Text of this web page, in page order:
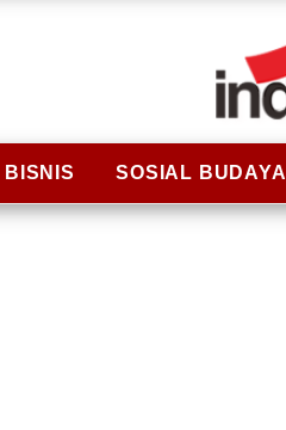
BISNIS SOSIAL BUDAYA